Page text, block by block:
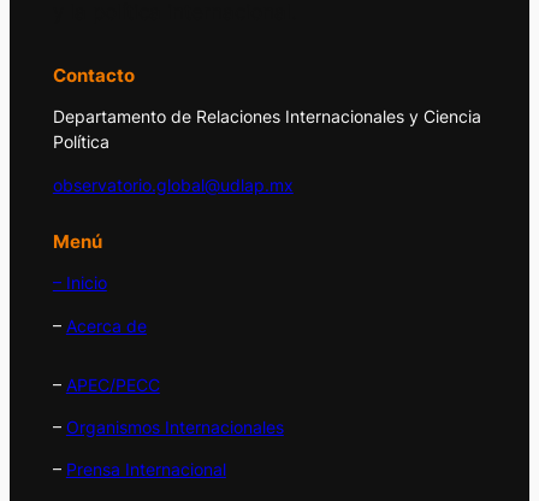
Contacto
Departamento de Relaciones Internacionales y Ciencia
Política
observatorio.global@udlap.mx
Menú
– Inicio
– Acerca de
– APEC/PECC
– Organismos Internacionales
– Prensa Internacional